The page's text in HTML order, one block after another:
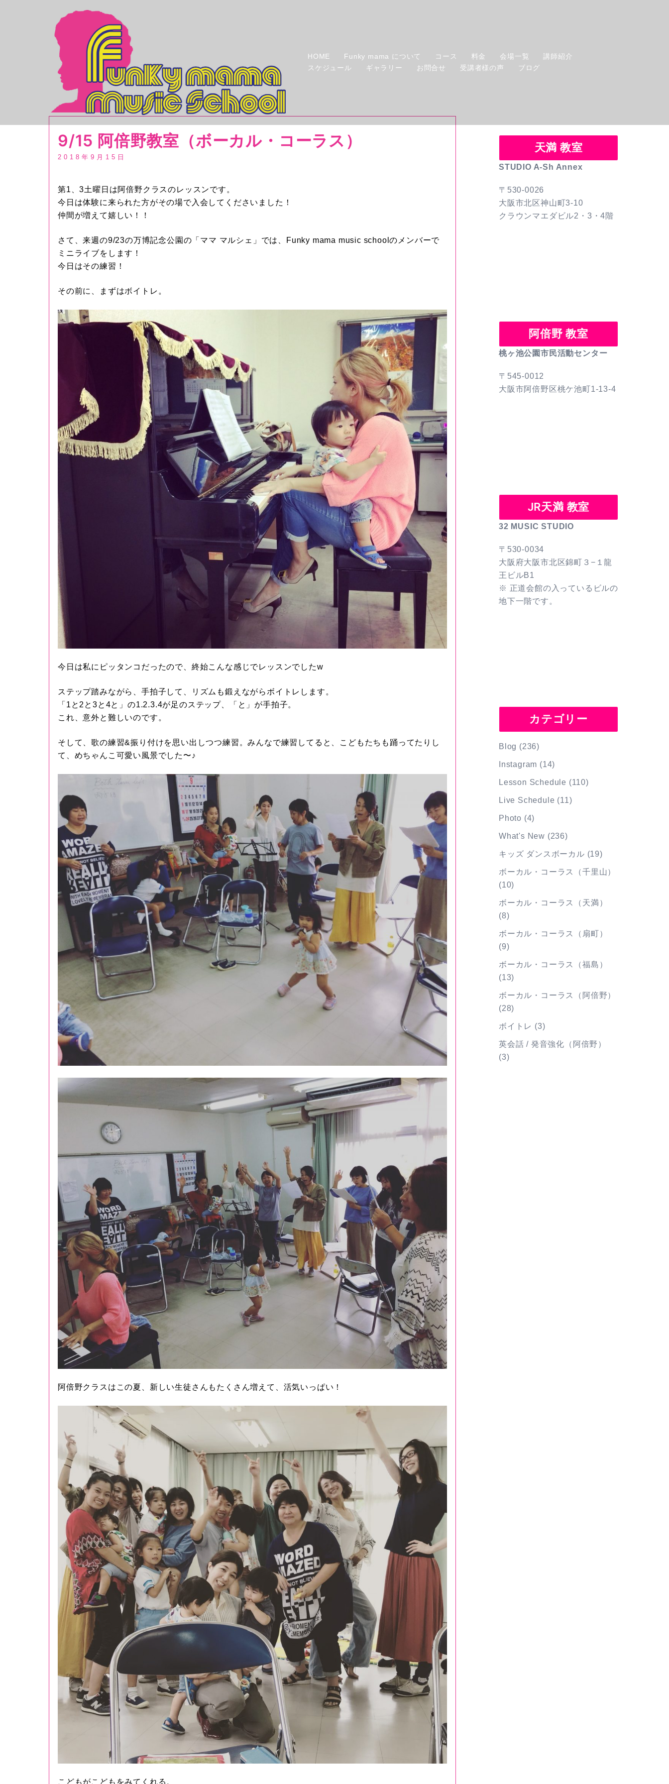
HOME Funky mama について コース 料金 会場一覧
講師紹介
スケジュール
ギャラリー お問合せ 受講者様の声 ブログ
9/15 阿倍野教室（ボーカル・コーラス）
2018年9月15日
第1、3土曜日は阿倍野クラスのレッスンです。
今日は体験に来られた方がその場で入会してくださいました！
仲間が増えて嬉しい！！
さて、来週の9/23の万博記念公園の「ママ マルシェ」では、Funky mama music schoolのメンバーで
ミニライブをします！
今日はその練習！
その前に、まずはボイトレ。
今日は私にピッタンコだったので、終始こんな感じでレッスンでしたw
ステップ踏みながら、手拍子して、リズムも鍛えながらボイトレします。
「1と2と3と4と」の1.2.3.4が足のステップ、「と」が手拍子。
これ、意外と難しいのです。
そして、歌の練習&振り付けを思い出しつつ練習。みんなで練習してると、こどもたちも踊ってたりし
て、めちゃんこ可愛い風景でした〜♪
阿倍野クラスはこの夏、新しい生徒さんもたくさん増えて、活気いっぱい！
こどもがこどもをみてくれる。
天満 教室
STUDIO A-Sh Annex
〒530-0026
大阪市北区神山町3-10
クラウンマエダビル2・3・4階
阿倍野 教室
桃ヶ池公園市民活動センター
〒545-0012
大阪市阿倍野区桃ケ池町1-13-4
JR天満 教室
32 MUSIC STUDIO
〒530-0034
大阪府大阪市北区錦町３−１龍
王ビルB1
※ 正道会館の入っているビルの
地下一階です。
カテゴリー
Blog (236)
Instagram (14)
Lesson Schedule (110)
Live Schedule (11)
Photo (4)
What's New (236)
キッズ ダンスボーカル (19)
ボーカル・コーラス（千里山）
(10)
ボーカル・コーラス（天満）
(8)
ボーカル・コーラス（扇町）
(9)
ボーカル・コーラス（福島）
(13)
ボーカル・コーラス（阿倍野）
(28)
ボイトレ (3)
英会話 / 発音強化（阿倍野）
(3)